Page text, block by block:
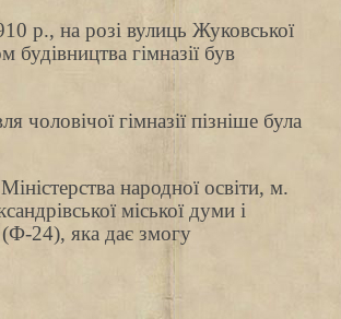
р., на розі вулиць Жуковської
гімназії був
гімназії пізніше була
народної освіти, м.
міської думи і
(Ф-24), яка дає змогу